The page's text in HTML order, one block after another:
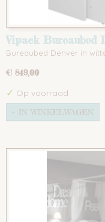
Vipack Bureaubed
Bureaubed Denver in
€ 849,00
✓ Op voorraad
IN WINKELWAGEN